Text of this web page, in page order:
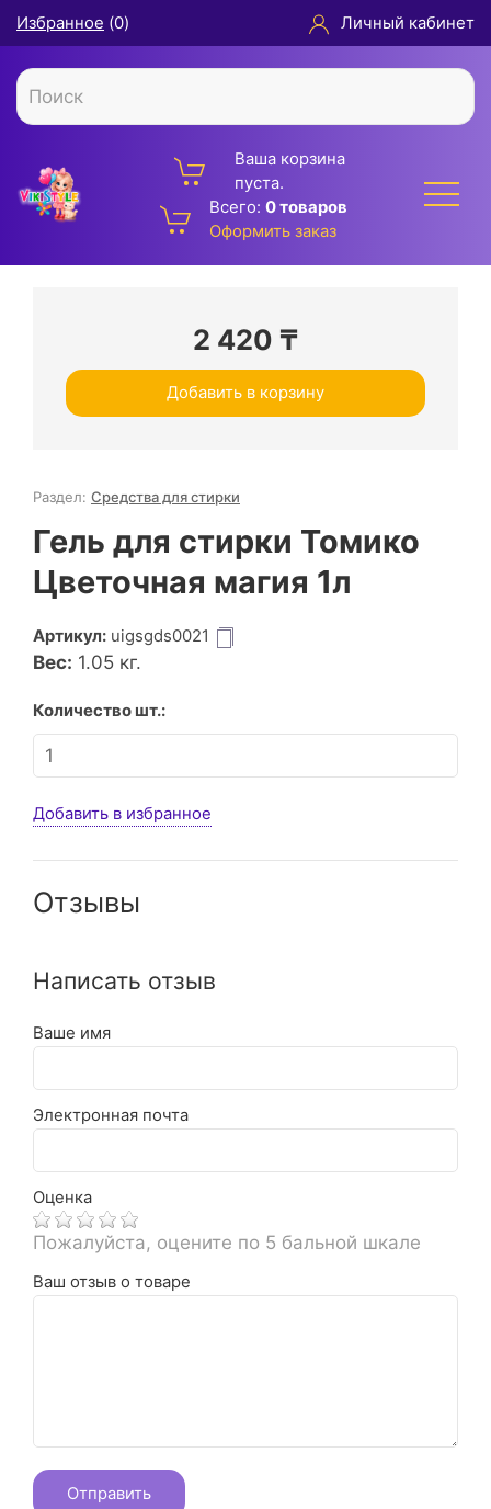
Избранное (0) Личный кабинет
Ваша корзина
пуста.
Всего: 0 товаров
Оформить заказ
2 420 ₸
Добавить в корзину
Раздел: Средства для стирки
Гель для стирки Томико
Цветочная магия 1л
Артикул: uigsgds0021
Вес: 1.05 кг.
Количество шт.:
Добавить в избранное
Отзывы
Написать отзыв
Ваше имя
Электронная почта
Оценка
Пожалуйста, оцените по 5 бальной шкале
Ваш отзыв о товаре